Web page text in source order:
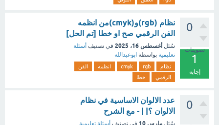
0
تصويتات
1
إجابة
نظام (rgb)و(cmyk)من انظمه
الفن الرقمي صح او خطا [تم الحل]
سُئل أغسطس 16، 2025 في تصنيف أسئلة
تعليمية بواسطة ابوعبدالله
نظام rgb
cmyk انظمه
الفن
الرقمي
خطا
0
عدد الالوان الاساسية في نظام
الالوان ؟| | - مع الشرح
سُئل مارس 10 في تصنيف أسئلة تعليمية